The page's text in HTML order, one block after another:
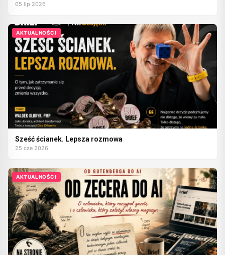
05 lip 2026
AKTUALNOŚCI
Sześć ścianek. Lepsza rozmowa
25 cze 2026
AKTUALNOŚCI